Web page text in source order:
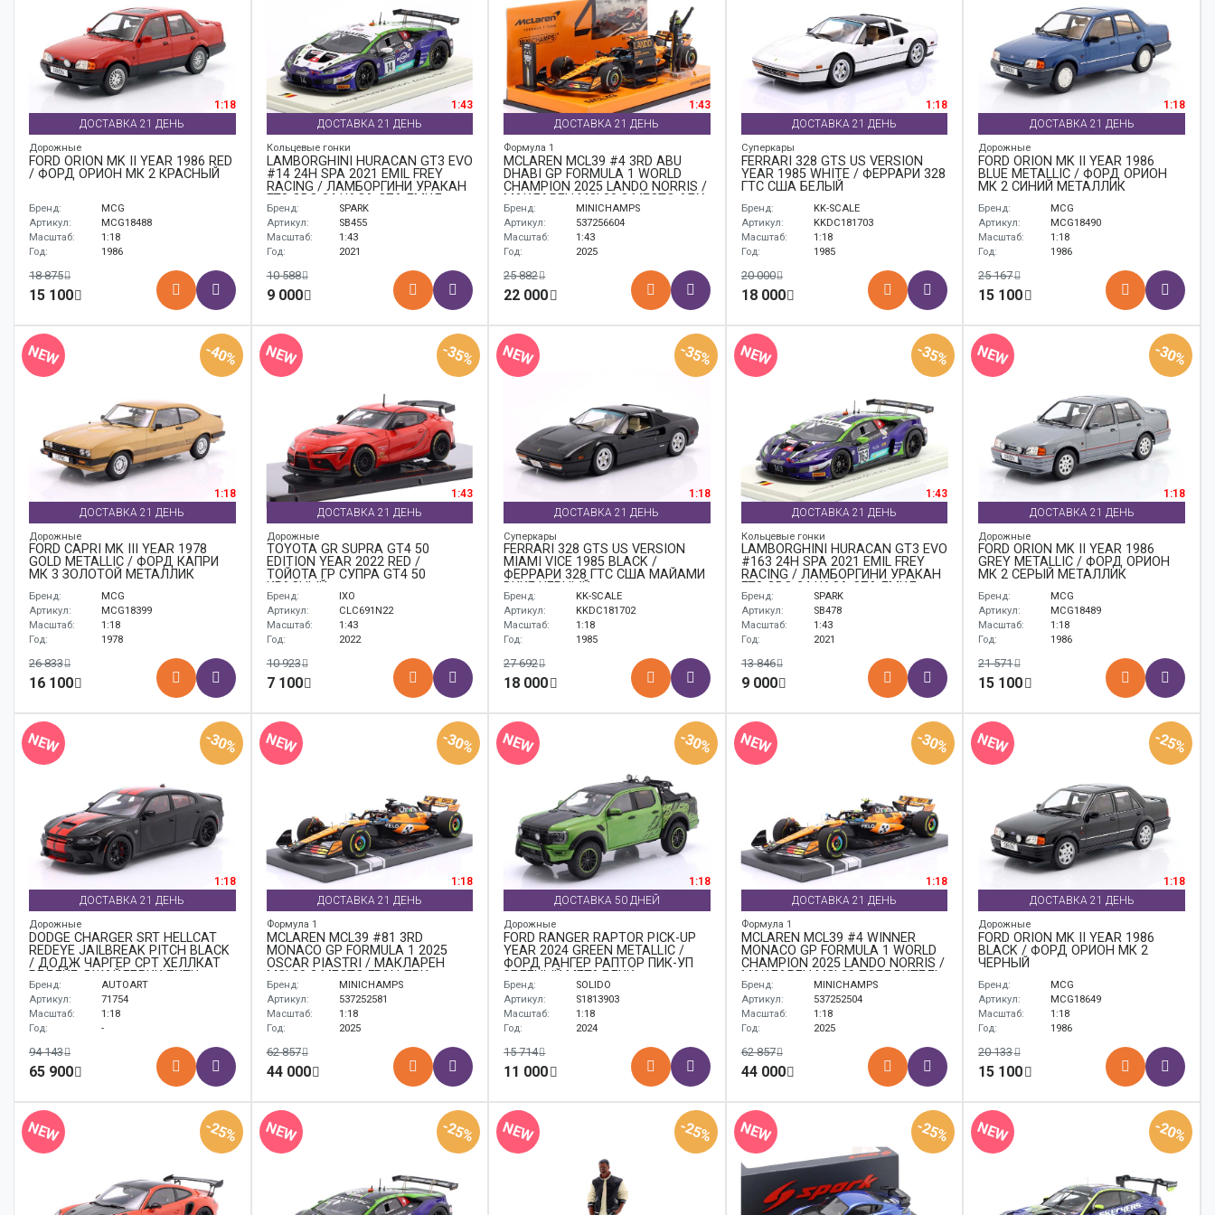
1:18
ДОСТАВКА 21 ДЕНЬ
Дорожные
FORD ORION MK II YEAR 1986 RED
/ ФОРД ОРИОН МК 2 КРАСНЫЙ
Бренд:
MCG
Артикул:
MCG18488
Масштаб:
1:18
Год:
1986
18 875
15 100
1:43
ДОСТАВКА 21 ДЕНЬ
Кольцевые гонки
LAMBORGHINI HURACÁN GT3 EVO
#14 24H SPA 2021 EMIL FREY
RACING / ЛАМБОРГИНИ УРАКАН
ГТ3 ЭВО 24 ЧАСА СПА ЕМИЛ
ФРЕЙ
Бренд:
SPARK
Артикул:
SB455
Масштаб:
1:43
Год:
2021
10 588
9 000
1:43
ДОСТАВКА 21 ДЕНЬ
Формула 1
MCLAREN MCL39 #4 3RD ABU
DHABI GP FORMULA 1 WORLD
CHAMPION 2025 LANDO NORRIS /
МАКЛАРЕН MCL39 3 МЕСТО АБУ-
ДАБИ ГРАН-ПРИ ФОРМУЛА-1
ЧЕМПИОН МИРА ЛАНДО НОРРИС
Бренд:
MINICHAMPS
Артикул:
537256604
Масштаб:
1:43
Год:
2025
25 882
22 000
1:18
ДОСТАВКА 21 ДЕНЬ
Суперкары
FERRARI 328 GTS US VERSION
YEAR 1985 WHITE / ФЕРРАРИ 328
ГТС США БЕЛЫЙ
Бренд:
KK-SCALE
Артикул:
KKDC181703
Масштаб:
1:18
Год:
1985
20 000
18 000
1:18
ДОСТАВКА 21 ДЕНЬ
Дорожные
FORD ORION MK II YEAR 1986
BLUE METALLIC / ФОРД ОРИОН
МК 2 СИНИЙ МЕТАЛЛИК
Бренд:
MCG
Артикул:
MCG18490
Масштаб:
1:18
Год:
1986
25 167
15 100
NEW -40%
1:18
ДОСТАВКА 21 ДЕНЬ
Дорожные
FORD CAPRI MK III YEAR 1978
GOLD METALLIC / ФОРД КАПРИ
МК 3 ЗОЛОТОЙ МЕТАЛЛИК
Бренд:
MCG
Артикул:
MCG18399
Масштаб:
1:18
Год:
1978
26 833
16 100
NEW -35%
1:43
ДОСТАВКА 21 ДЕНЬ
Дорожные
TOYOTA GR SUPRA GT4 50
EDITION YEAR 2022 RED /
ТОЙОТА ГР СУПРА GT4 50
КРАСНЫЙ
Бренд:
IXO
Артикул:
CLC691N22
Масштаб:
1:43
Год:
2022
10 923
7 100
NEW -35%
1:18
ДОСТАВКА 21 ДЕНЬ
Суперкары
FERRARI 328 GTS US VERSION
MIAMI VICE 1985 BLACK /
ФЕРРАРИ 328 ГТС США МАЙАМИ
ВИКЕ ЧЕРНЫЙ
Бренд:
KK-SCALE
Артикул:
KKDC181702
Масштаб:
1:18
Год:
1985
27 692
18 000
NEW -35%
1:43
ДОСТАВКА 21 ДЕНЬ
Кольцевые гонки
LAMBORGHINI HURACÁN GT3 EVO
#163 24H SPA 2021 EMIL FREY
RACING / ЛАМБОРГИНИ УРАКАН
ГТ3 ЭВО 24 ЧАСА СПА ЕМИЛ
ФРЕЙ
Бренд:
SPARK
Артикул:
SB478
Масштаб:
1:43
Год:
2021
13 846
9 000
NEW -30%
1:18
ДОСТАВКА 21 ДЕНЬ
Дорожные
FORD ORION MK II YEAR 1986
GREY METALLIC / ФОРД ОРИОН
МК 2 СЕРЫЙ МЕТАЛЛИК
Бренд:
MCG
Артикул:
MCG18489
Масштаб:
1:18
Год:
1986
21 571
15 100
NEW -30%
1:18
ДОСТАВКА 21 ДЕНЬ
Дорожные
DODGE CHARGER SRT HELLCAT
REDEYE JAILBREAK PITCH BLACK
/ ДОДЖ ЧАРГЕР СРТ ХЕЛЛКАТ
РЕДЕЙЕ ДЖАЙЛБРИК ПИТЧ
ЧЕРНЫЙ
Бренд:
AUTOART
Артикул:
71754
Масштаб:
1:18
Год:
-
94 143
65 900
NEW -30%
1:18
ДОСТАВКА 21 ДЕНЬ
Формула 1
MCLAREN MCL39 #81 3RD
MONACO GP FORMULA 1 2025
OSCAR PIASTRI / МАКЛАРЕН
MCL39 3 МЕСТО ГРАН-ПРИ
МОНАКО ФОРМУЛА-1 ОСКАР
ПИАСТРИ
Бренд:
MINICHAMPS
Артикул:
537252581
Масштаб:
1:18
Год:
2025
62 857
44 000
NEW -30%
1:18
ДОСТАВКА 50 ДНЕЙ
Дорожные
FORD RANGER RAPTOR PICK-UP
YEAR 2024 GREEN METALLIC /
ФОРД РАНГЕР РАПТОР ПИК-УП
ЗЕЛЕНЫЙ МЕТАЛЛИК
Бренд:
SOLIDO
Артикул:
S1813903
Масштаб:
1:18
Год:
2024
15 714
11 000
NEW -30%
1:18
ДОСТАВКА 21 ДЕНЬ
Формула 1
MCLAREN MCL39 #4 WINNER
MONACO GP FORMULA 1 WORLD
CHAMPION 2025 LANDO NORRIS /
МАКЛАРЕН MCL39 ПОБЕДИТЕЛЬ
ГРАН-ПРИ МОНАКО ФОРМУЛА-1
ЧЕМПИОН МИРА ЛАНДО НОРРИС
Бренд:
MINICHAMPS
Артикул:
537252504
Масштаб:
1:18
Год:
2025
62 857
44 000
NEW -25%
1:18
ДОСТАВКА 21 ДЕНЬ
Дорожные
FORD ORION MK II YEAR 1986
BLACK / ФОРД ОРИОН МК 2
ЧЕРНЫЙ
Бренд:
MCG
Артикул:
MCG18649
Масштаб:
1:18
Год:
1986
20 133
15 100
NEW -25% NEW -25% NEW -25% NEW -25% NEW -20%